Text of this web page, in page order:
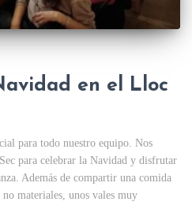
en el Lloc
para todo nuestro equipo. Nos
para celebrar la Navidad y disfrutar
Además de compartir una comida
materiales, unos vales muy